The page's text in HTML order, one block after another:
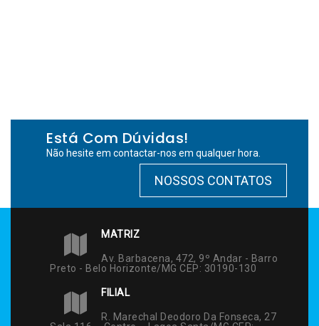
Está Com Dúvidas!
Não hesite em contactar-nos em qualquer hora.
NOSSOS CONTATOS
MATRIZ
Av. Barbacena, 472, 9º Andar - Barro
Preto - Belo Horizonte/MG CEP: 30190-130
FILIAL
R. Marechal Deodoro Da Fonseca, 27